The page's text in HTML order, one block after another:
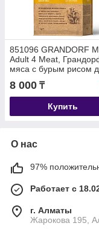
851096 GRANDORF
Adult 4 Meat,
мяса с бурым рисом
собак мини пород,
8 000 ₸
Купить
О нас
97%
Работает с
г. Алматы
Жарокова 195,